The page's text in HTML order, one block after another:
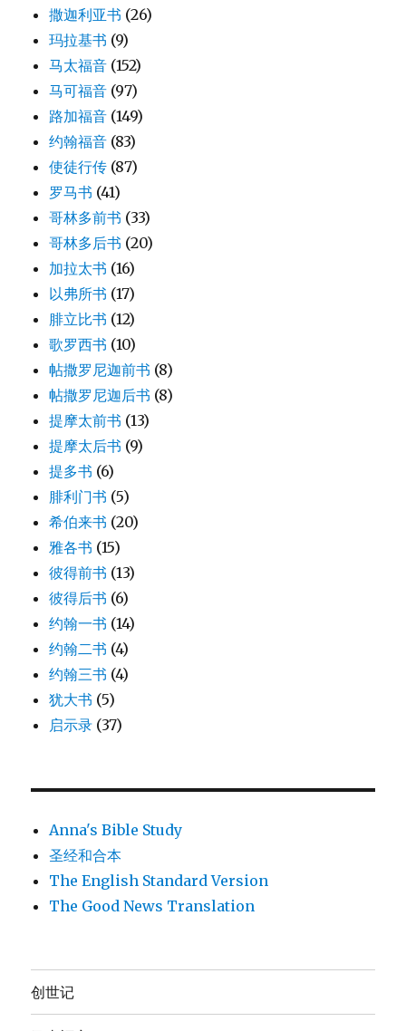
撒迦利亚书 (26)
玛拉基书 (9)
马太福音 (152)
马可福音 (97)
路加福音 (149)
约翰福音 (83)
使徒行传 (87)
罗马书 (41)
哥林多前书 (33)
哥林多后书 (20)
加拉太书 (16)
以弗所书 (17)
腓立比书 (12)
歌罗西书 (10)
帖撒罗尼迦前书 (8)
帖撒罗尼迦后书 (8)
提摩太前书 (13)
提摩太后书 (9)
提多书 (6)
腓利门书 (5)
希伯来书 (20)
雅各书 (15)
彼得前书 (13)
彼得后书 (6)
约翰一书 (14)
约翰二书 (4)
约翰三书 (4)
犹大书 (5)
启示录 (37)
Anna's Bible Study
圣经和合本
The English Standard Version
The Good News Translation
创世记